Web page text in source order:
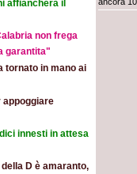
affiancherà il
non frega
garantita"
tornato in mano ai
appoggiare
innesti in attesa
D è amaranto,